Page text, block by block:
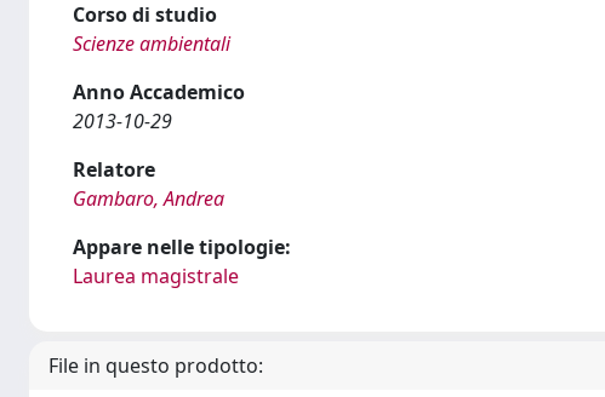
Corso di studio
Scienze ambientali
Anno Accademico
2013-10-29
Relatore
Gambaro, Andrea
Appare nelle tipologie:
Laurea magistrale
File in questo prodotto: